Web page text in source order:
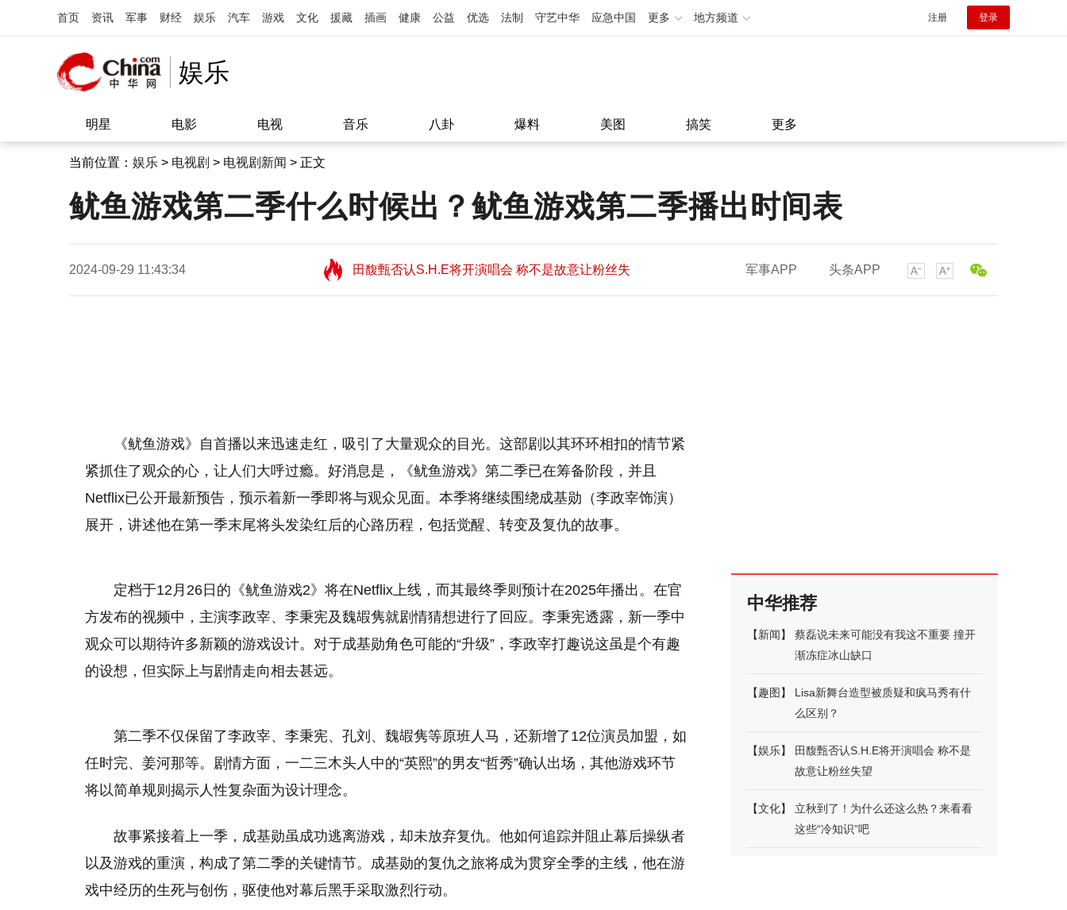
首页 资讯 军事 财经 娱乐 汽车 游戏 文化 援藏 插画 健康 公益 优选 法制 守艺中华 应急中国 更多 地方频道 注册 登录
娱乐
明星 电影 电视 音乐 八卦 爆料 美图 搞笑 更多
当前位置： 娱乐 > 电视剧 > 电视剧新闻 > 正文
鱿鱼游戏第二季什么时候出？鱿鱼游戏第二季播出时间表
2024-09-29 11:43:34
田馥甄否认S.H.E将开演唱会 称不是故意让粉丝失
望11:08
田馥甄否认S.H.E将开演唱会 称不是故意让粉丝失
军事APP 头条APP
《鱿鱼游戏》自首播以来迅速走红，吸引了大量观众的目光。这部剧以其环环相扣的情节紧
紧抓住了观众的心，让人们大呼过瘾。好消息是，《鱿鱼游戏》第二季已在筹备阶段，并且
Netflix已公开最新预告，预示着新一季即将与观众见面。本季将继续围绕成基勋（李政宰饰演）
展开，讲述他在第一季末尾将头发染红后的心路历程，包括觉醒、转变及复仇的故事。
定档于12月26日的《鱿鱼游戏2》将在Netflix上线，而其最终季则预计在2025年播出。在官
方发布的视频中，主演李政宰、李秉宪及魏嘏隽就剧情猜想进行了回应。李秉宪透露，新一季中
观众可以期待许多新颖的游戏设计。对于成基勋角色可能的“升级”，李政宰打趣说这虽是个有趣
的设想，但实际上与剧情走向相去甚远。
第二季不仅保留了李政宰、李秉宪、孔刘、魏嘏隽等原班人马，还新增了12位演员加盟，如
任时完、姜河那等。剧情方面，一二三木头人中的“英熙”的男友“哲秀”确认出场，其他游戏环节
将以简单规则揭示人性复杂面为设计理念。
故事紧接着上一季，成基勋虽成功逃离游戏，却未放弃复仇。他如何追踪并阻止幕后操纵者
以及游戏的重演，构成了第二季的关键情节。成基勋的复仇之旅将成为贯穿全季的主线，他在游
戏中经历的生死与创伤，驱使他对幕后黑手采取激烈行动。
中华推荐
【新闻】
蔡磊说未来可能没有我这不重要 撞开
渐冻症冰山缺口
【趣图 】
Lisa新舞台造型被质疑和疯马秀有什
么区别？
【娱乐】
田馥甄否认S.H.E将开演唱会 称不是
故意让粉丝失望
【文化】
立秋到了！为什么还这么热？来看看
这些“冷知识”吧